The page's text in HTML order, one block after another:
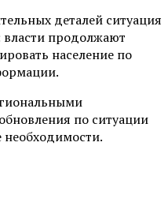
деталей ситуация
продолжают
население по
по ситуации
необходимости.